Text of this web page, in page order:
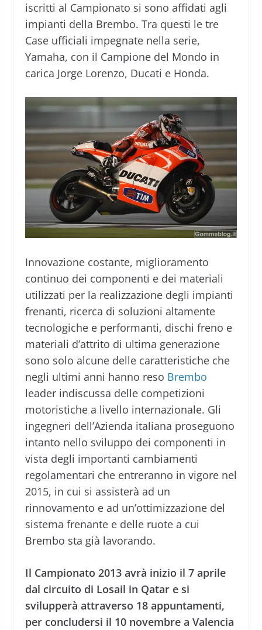
iscritti al Campionato si sono affidati agli
impianti della Brembo. Tra questi le tre
Case ufficiali impegnate nella serie,
Yamaha, con il Campione del Mondo in
carica Jorge Lorenzo, Ducati e Honda.
Innovazione costante, miglioramento
continuo dei componenti e dei materiali
utilizzati per la realizzazione degli impianti
frenanti, ricerca di soluzioni altamente
tecnologiche e performanti, dischi freno e
materiali d’attrito di ultima generazione
sono solo alcune delle caratteristiche che
negli ultimi anni hanno reso Brembo
leader indiscussa delle competizioni
motoristiche a livello internazionale. Gli
ingegneri dell’Azienda italiana proseguono
intanto nello sviluppo dei componenti in
vista degli importanti cambiamenti
regolamentari che entreranno in vigore nel
2015, in cui si assisterà ad un
rinnovamento e ad un’ottimizzazione del
sistema frenante e delle ruote a cui
Brembo sta già lavorando.
Il Campionato 2013 avrà inizio il 7 aprile
dal circuito di Losail in Qatar e si
svilupperà attraverso 18 appuntamenti,
per concludersi il 10 novembre a Valencia